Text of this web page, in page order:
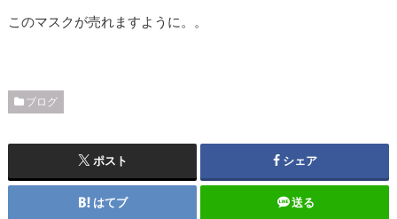
このマスクが売れますように。。
ブログ
ポスト シェア
はてブ 送る